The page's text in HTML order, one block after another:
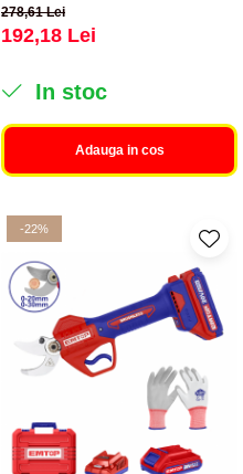
278,61 Lei
192,18 Lei
In stoc
Adauga in cos
-22%